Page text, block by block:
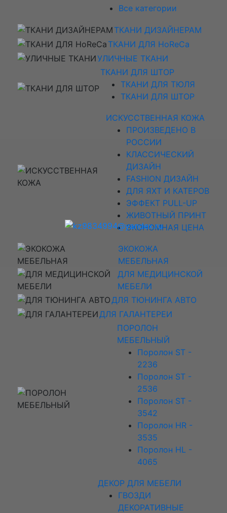
Все категории
ТКАНИ ДИЗАЙНЕРАМ
ТКАНИ ДЛЯ HoReCa
УЛИЧНЫЕ ТКАНИ
ТКАНИ ДЛЯ ШТОР
ТКАНИ ДЛЯ ТЮЛЯ
ТКАНИ ДЛЯ ШТОР
ИСКУССТВЕННАЯ КОЖА
ПРОИЗВЕДЕНО В
РОССИИ
КЛАССИЧЕСКИЙ
ДИЗАЙН
FASHION ДИЗАЙН
ДЛЯ ЯХТ И КАТЕРОВ
ЭФФЕКТ PULL-UP
ЖИВОТНЫЙ ПРИНТ
ЭКОНОМНАЯ ЦЕНА
ЭКОКОЖА
МЕБЕЛЬНАЯ
ДЛЯ МЕДИЦИНСКОЙ
МЕБЕЛИ
ДЛЯ ТЮНИНГА АВТО
ДЛЯ ГАЛАНТЕРЕИ
ПОРОЛОН
МЕБЕЛЬНЫЙ
Поролон ST -
2236
Поролон ST -
2536
Поролон ST -
3542
Поролон HR -
3535
Поролон HL -
4065
ДЕКОР ДЛЯ МЕБЕЛИ
ГВОЗДИ
ДЕКОРАТИВНЫЕ